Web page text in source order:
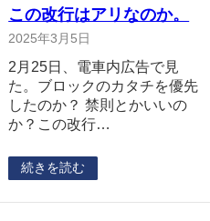
この改行はアリなのか。
2025年3月5日
2月25日、電車内広告で見
た。ブロックのカタチを優先
したのか？ 禁則とかいいの
か？この改行…
続きを読む